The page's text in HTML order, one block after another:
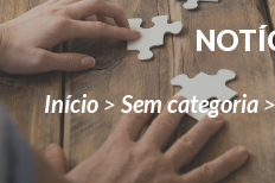
Início > Sem categoria >